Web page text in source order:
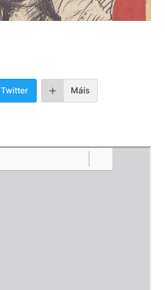
Twitter Máis